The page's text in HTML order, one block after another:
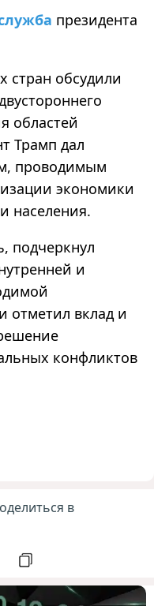
президента
стран обсудили
областей
Трамп дал
проводимым
экономики
населения.
подчеркнул
и
отметил вклад и
конфликтов
в